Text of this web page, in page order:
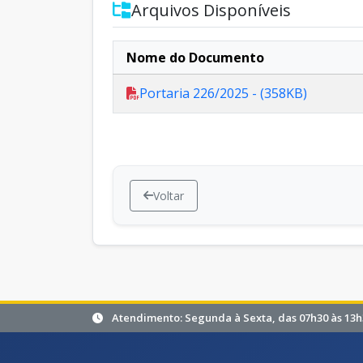
Arquivos Disponíveis
Nome do Documento
Portaria 226/2025 - (358KB)
Voltar
Atendimento: Segunda à Sexta, das 07h30 às